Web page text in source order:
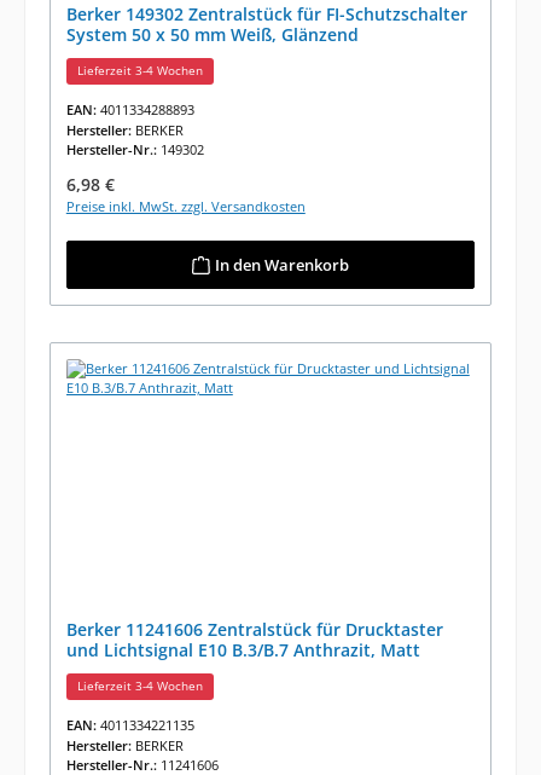
Berker 149302 Zentralstück für FI-Schutzschalter
System 50 x 50 mm Weiß, Glänzend
Lieferzeit 3-4 Wochen
EAN: 4011334288893
Hersteller: BERKER
Hersteller-Nr.: 149302
Regulärer Preis:
6,98 €
Preise inkl. MwSt. zzgl. Versandkosten
In den Warenkorb
Berker 11241606 Zentralstück für Drucktaster
und Lichtsignal E10 B.3/B.7 Anthrazit, Matt
Lieferzeit 3-4 Wochen
EAN: 4011334221135
Hersteller: BERKER
Hersteller-Nr.: 11241606